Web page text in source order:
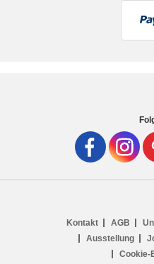
Kontakt AGB
Ausstellung
Cookie-